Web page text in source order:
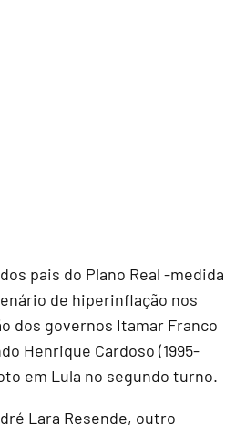
pais do Plano Real -medida
de hiperinflação nos
dos governos Itamar Franco
Henrique Cardoso (1995-
em Lula no segundo turno.
Lara Resende, outro